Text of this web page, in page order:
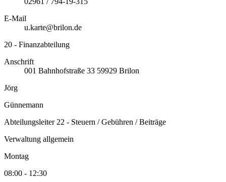
E-Mail
u.karte@brilon.de
20 - Finanzabteilung
Anschrift
001 Bahnhofstraße 33 59929 Brilon
Jörg
Günnemann
Abteilungsleiter 22 - Steuern / Gebühren / Beiträge
Verwaltung allgemein
Montag
08:00 - 12:30